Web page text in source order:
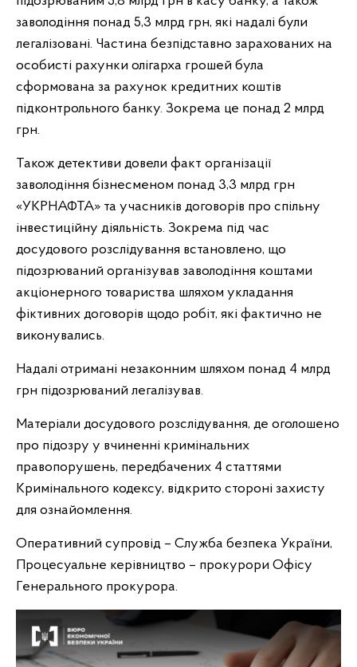
заволодіння понад 5,3 млрд грн, які надалі були
легалізовані. Частина безпідставно зарахованих на
особисті рахунки олігарха грошей була
сформована за рахунок кредитних коштів
підконтрольного банку. Зокрема це понад 2 млрд
грн.
Також детективи довели факт організації
заволодіння бізнесменом понад 3,3 млрд грн
«УКРНАФТА» та учасників договорів про спільну
інвестиційну діяльність. Зокрема під час
досудового розслідування встановлено, що
підозрюваний організував заволодіння коштами
акціонерного товариства шляхом укладання
фіктивних договорів щодо робіт, які фактично не
виконувались.
Надалі отримані незаконним шляхом понад 4 млрд
грн підозрюваний легалізував.
Матеріали досудового розслідування, де оголошено
про підозру у вчиненні кримінальних
правопорушень, передбачених 4 статтями
Кримінального кодексу, відкрито стороні захисту
для ознайомлення.
Оперативний супровід – Служба безпека України,
Процесуальне керівництво – прокурори Офісу
Генерального прокурора.